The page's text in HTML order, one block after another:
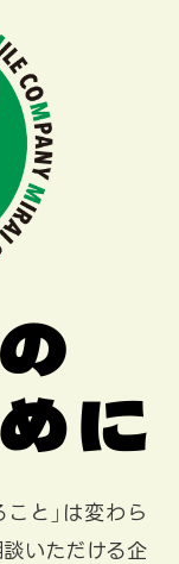
に
と」は変わら
いただける企